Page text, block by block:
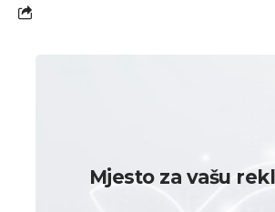
Mjesto za vašu